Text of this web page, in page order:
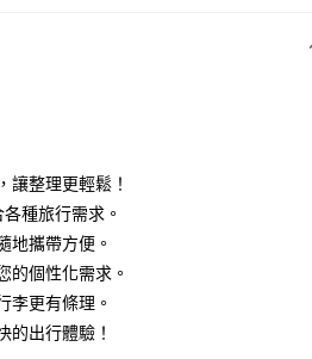
讓整理更輕鬆！
種旅行需求。
地攜帶方便。
的個性化需求。
李更有條理。
的出行體驗！